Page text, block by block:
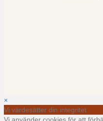
×
Vi värdesätter din integritet